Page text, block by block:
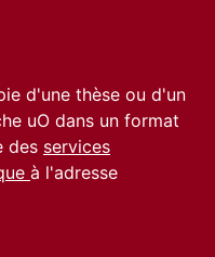
d'une thèse ou d'un
uO dans un format
des services
à l'adresse